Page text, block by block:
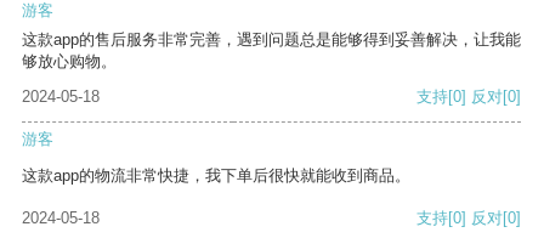
游客
这款app的售后服务非常完善，遇到问题总是能够得到妥善解决，让我能
够放心购物。
2024-05-18
支持[0] 反对[0]
游客
这款app的物流非常快捷，我下单后很快就能收到商品。
2024-05-18 支持[0] 反对[0]